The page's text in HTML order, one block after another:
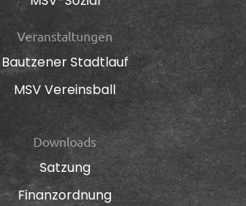
Veranstaltungen
Bautzener Stadtlauf
MSV Vereinsball
Downloads
Satzung
Finanzordnung